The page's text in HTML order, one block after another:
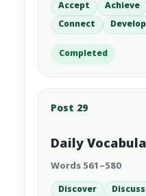
Accept Achieve
Connect
Develop
Completed
Post 29
Daily
Words 561–580
Discover Discuss